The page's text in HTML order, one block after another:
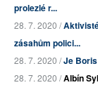
prolezlé r...
28. 7. 2020 /
zásahům polici...
28. 7. 2020 /Je
28. 7. 2020 /Albín